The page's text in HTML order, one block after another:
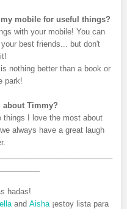
mobile for useful things?
with your mobile! You can
best friends... but don't
nothing better than a book or
park!
about Timmy?
things I love the most about
always have a great laugh
hadas!
and Aisha¡estoy lista para